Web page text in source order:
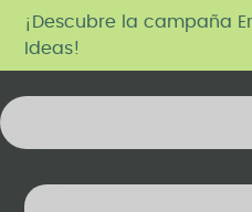
¡Descubre la campaña
Ideas!